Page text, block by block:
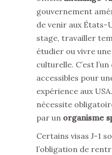
gouvernement
de venir aux États-
stage, travailler
étudier ou vivre
culturelle. C’est
accessibles pour
expérience aux
nécessite
par un organisme
Certains visas J-1
l’obligation de